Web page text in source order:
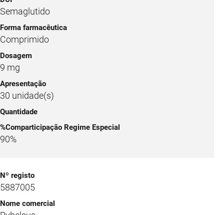
Semaglutido
Comprimido
9 mg
30 unidade(s)
90%
5887005